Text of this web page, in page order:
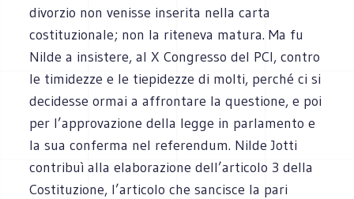
divorzio non venisse inserita nella carta
costituzionale; non la riteneva matura. Ma fu
Nilde a insistere, al X Congresso del PCI, contro
le timidezze e le tiepidezze di molti, perché ci si
decidesse ormai a affrontare la questione, e poi
per l’approvazione della legge in parlamento e
la sua conferma nel referendum. Nilde Jotti
contribuì alla elaborazione dell’articolo 3 della
Costituzione, l’articolo che sancisce la pari